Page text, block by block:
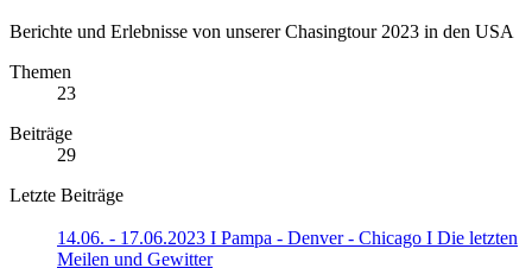
Berichte und Erlebnisse von unserer Chasingtour 2023 in den USA
Themen
23
Beiträge
29
Letzte Beiträge
14.06. - 17.06.2023 I Pampa - Denver - Chicago I Die letzten
Meilen und Gewitter